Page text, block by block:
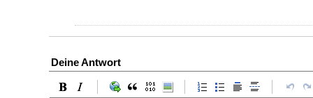
Deine Antwort